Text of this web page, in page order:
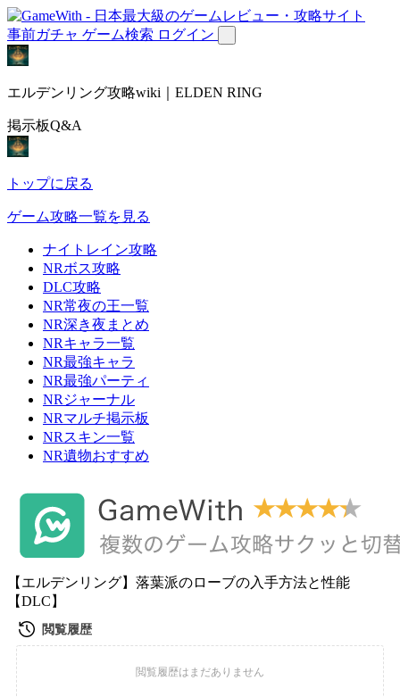
事前ガチャ ゲーム検索 ログイン
エルデンリング攻略wiki｜ELDEN RING
掲示板Q&A
トップに戻る
ゲーム攻略一覧を見る
ナイトレイン攻略
NRボス攻略
DLC攻略
NR常夜の王一覧
NR深き夜まとめ
NRキャラ一覧
NR最強キャラ
NR最強パーティ
NRジャーナル
NRマルチ掲示板
NRスキン一覧
NR遺物おすすめ
【エルデンリング】落葉派のローブの入手方法と性能
【DLC】